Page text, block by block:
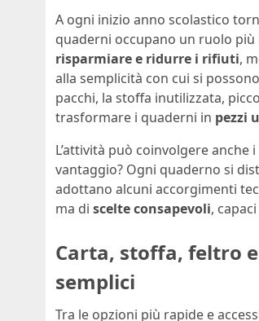
A ogni inizio anno scolastico
quaderni occupano un ruolo
risparmiare e ridurre i rifiuti,
alla semplicità con cui si
pacchi, la stoffa inutilizzata,
trasformare i quaderni in pezzi
L’attività può coinvolgere
vantaggio? Ogni quaderno si
adottano alcuni accorgimenti
ma di scelte consapevoli,
Carta, stoffa, feltro
semplici
Tra le opzioni più rapide e